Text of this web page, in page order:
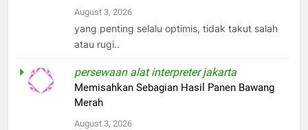
August 3, 2026
yang penting selalu optimis, tidak takut salah
atau rugi..
persewaan alat interpreter jakarta
Memisahkan Sebagian Hasil Panen Bawang
Merah
August 3, 2026